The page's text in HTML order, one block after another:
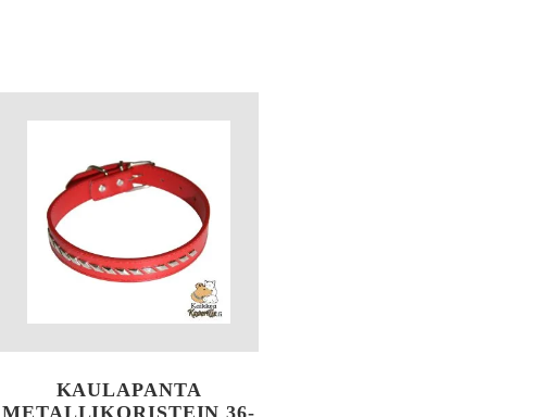
KAULAPANTA